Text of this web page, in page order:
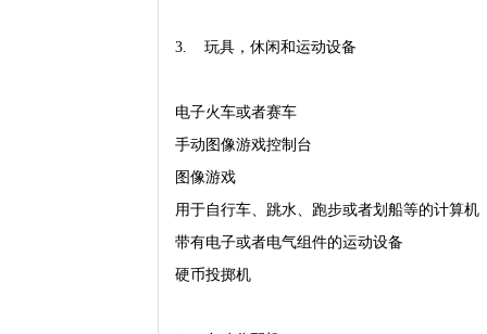
3. 玩具，休闲和运动设备
电子火车或者赛车
手动图像游戏控制台
图像游戏
用于自行车、跳水、跑步或者划船等的计算机
带有电子或者电气组件的运动设备
硬币投掷机